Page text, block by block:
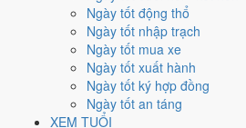
Ngày tốt động thổ
Ngày tốt nhập trạch
Ngày tốt mua xe
Ngày tốt xuất hành
Ngày tốt ký hợp đồng
Ngày tốt an táng
XEM TUỔI
Tháng 6 năm 2026
Tháng 5 âm năm 2026
Tiết Mang Chủng
Bính Tý